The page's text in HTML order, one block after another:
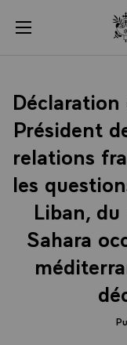
menu
Déclaration
Président
relations
les
Liban,
Sahara
Panneau de gestion